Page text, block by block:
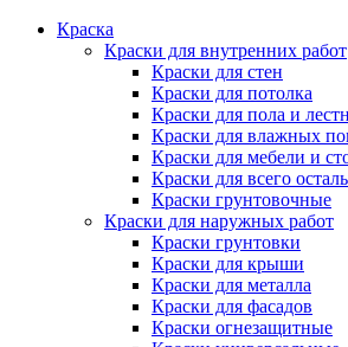
Краска
Краски для внутренних работ
Краски для стен
Краски для потолка
Краски для пола и
Краски для влажных
Краски для мебели и
Краски для всего
Краски грунтовочные
Краски для наружных работ
Краски грунтовки
Краски для крыши
Краски для металла
Краски для фасадов
Краски огнезащитные